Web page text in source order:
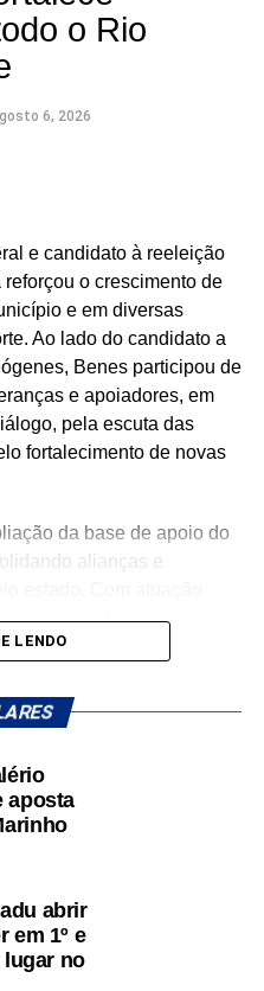
Luiz Eduardo
mandatos que deixam
apresentados não são
segurança fortalecida,
municípios
que alcança quem
dezenas de patrimônios
apoiadas e
municípios por meio de
que demonstra que
em soluções.
do Rio Grande do
e comprometido em
o Rio
6, 2026
e candidato à reeleição
o crescimento de
e em diversas
Ao lado do candidato a
Benes participou de
e apoiadores, em
pela escuta das
fortalecimento de novas
da base de apoio do
alianças e
a defesa de investimentos
Benes tem reforçado o
do Norte.
mais um passo na
que busca ampliar sua
estado, fortalecendo o
o compromisso
LENDO
aposta
abrir
em 1º e
lugar no